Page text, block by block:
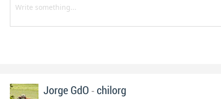
Jorge GdO - chilorg